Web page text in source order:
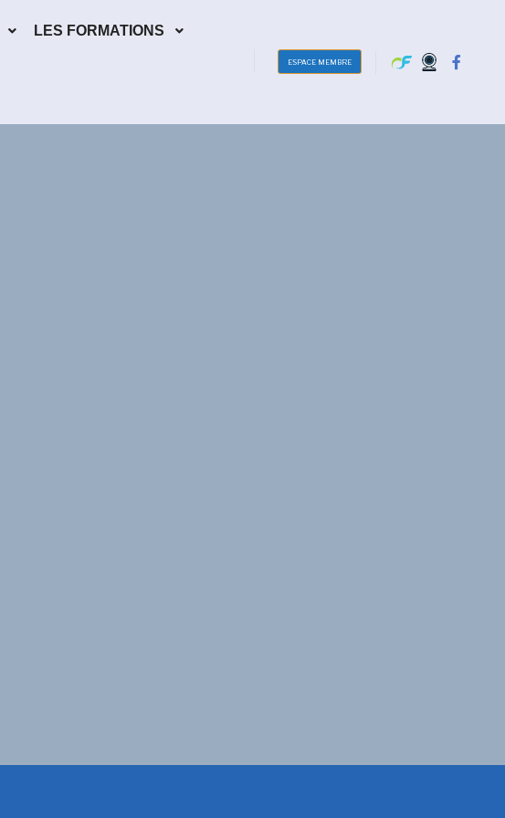
LES FORMATIONS
ESPACE MEMBRE